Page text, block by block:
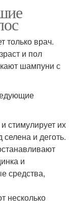
только врач.
и пол
шампуни с
стимулирует их
и деготь.
и
средства,
несколько